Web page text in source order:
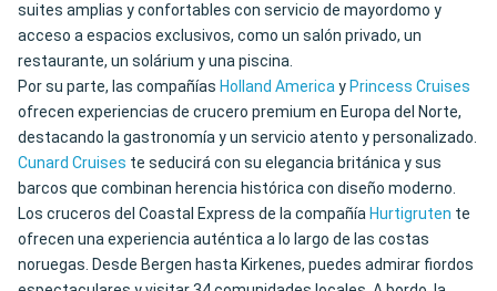
suites amplias y confortables con servicio de mayordomo y
acceso a espacios exclusivos, como un salón privado, un
restaurante, un solárium y una piscina.
Por su parte, las compañías Holland Americay Princess Cruises
ofrecen experiencias de crucero premium en Europa del Norte,
destacando la gastronomía y un servicio atento y personalizado.
Cunard Cruises te seducirá con su elegancia británica y sus
barcos que combinan herencia histórica con diseño moderno.
Los cruceros del Coastal Express de la compañía Hurtigruten te
ofrecen una experiencia auténtica a lo largo de las costas
noruegas. Desde Bergen hasta Kirkenes, puedes admirar fiordos